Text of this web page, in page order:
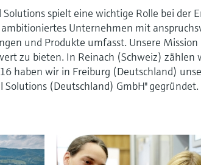
Solutions spielt eine wichtige Rolle bei der
Unternehmen mit
und Produkte umfasst. Unsere
zu bieten. In Reinach (Schweiz) zählen
haben wir in Freiburg (Deutschland)
Solutions (Deutschland) GmbH" gegründet.